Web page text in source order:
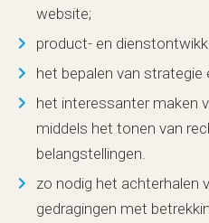
website;
product- en
het bepalen van strategie
het interessanter maken
middels het tonen van
belangstellingen.
zo nodig het achterhalen
gedragingen met